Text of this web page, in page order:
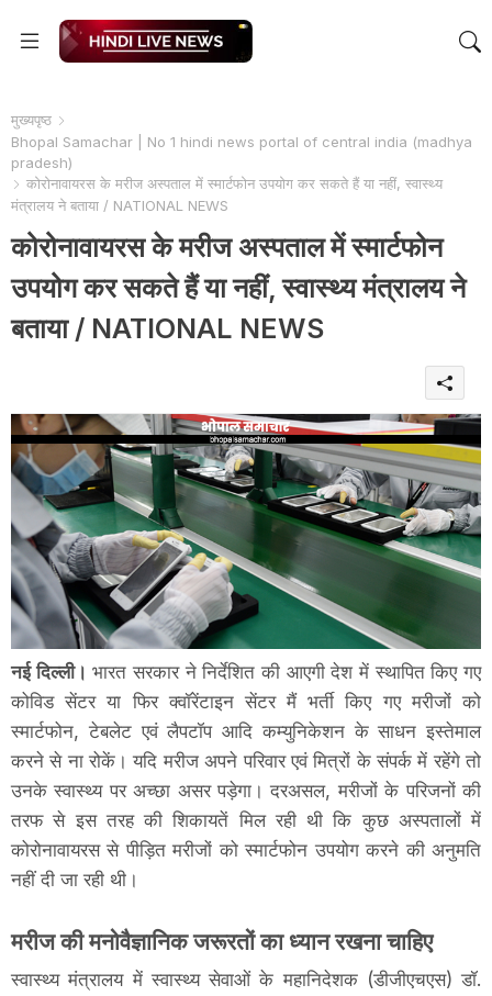
मुख्यपृष्ठ
Bhopal Samachar | No 1 hindi news portal of central india (madhya
pradesh)
कोरोनावायरस के मरीज अस्पताल में स्मार्टफोन उपयोग कर सकते हैं या नहीं, स्वास्थ्य
मंत्रालय ने बताया / NATIONAL NEWS
कोरोनावायरस के मरीज अस्पताल में स्मार्टफोन
उपयोग कर सकते हैं या नहीं, स्वास्थ्य मंत्रालय ने
बताया / NATIONAL NEWS
नई दिल्ली। भारत सरकार ने निर्देशित की आएगी देश में स्थापित किए गए
कोविड सेंटर या फिर क्वॉरेंटाइन सेंटर मैं भर्ती किए गए मरीजों को
स्मार्टफोन, टेबलेट एवं लैपटॉप आदि कम्युनिकेशन के साधन इस्तेमाल
करने से ना रोकें। यदि मरीज अपने परिवार एवं मित्रों के संपर्क में रहेंगे तो
उनके स्वास्थ्य पर अच्छा असर पड़ेगा। दरअसल, मरीजों के परिजनों की
तरफ से इस तरह की शिकायतें मिल रही थी कि कुछ अस्पतालों में
कोरोनावायरस से पीड़ित मरीजों को स्मार्टफोन उपयोग करने की अनुमति
नहीं दी जा रही थी।
मरीज की मनोवैज्ञानिक जरूरतों का ध्यान रखना चाहिए
स्वास्थ्य मंत्रालय में स्वास्थ्य सेवाओं के महानिदेशक (डीजीएचएस) डॉ.